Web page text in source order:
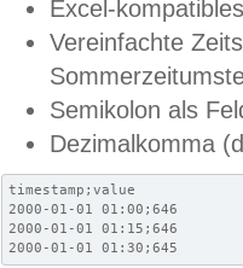
Excel-
Vereinfachte
Semikolon als
Dezimalkomma
timestamp;value
2000-01-01 01:00;646
2000-01-01 01:15;646
2000-01-01 01:30;645